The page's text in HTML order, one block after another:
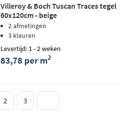
Villeroy & Boch Tuscan Traces tegel
60x120cm - beige
2 afmetingen
3 kleuren
Levertijd: 1 - 2 weken
83,78 per m2
2 3